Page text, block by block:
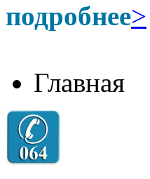
подробнее>
Главная